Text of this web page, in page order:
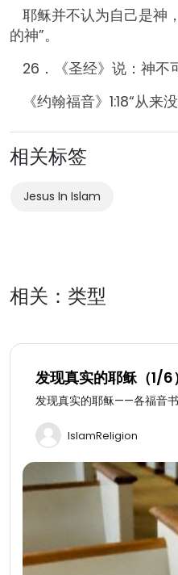
耶稣并不认为自己是神
的神”。
26．《圣经》说：神不
《约翰福音》1:18“从来
相关标签
Jesus In Islam
相关：类型
发现真实的耶稣（1/6
《马太福音》和《路加
发现真实的耶稣——各福音书
IslamReligion